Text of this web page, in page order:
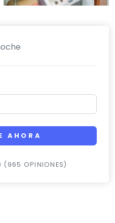
AHORA
(965 OPINIONES)